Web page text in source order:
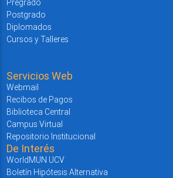
Pregrado
Postgrado
Diplomados
Cursos y Talleres
Servicios Web
Webmail
Recibos de Pagos
Biblioteca Central
Campus Virtual
Repositorio Institucional
De Interés
WorldMUN UCV
Boletín Hipótesis Alternativa